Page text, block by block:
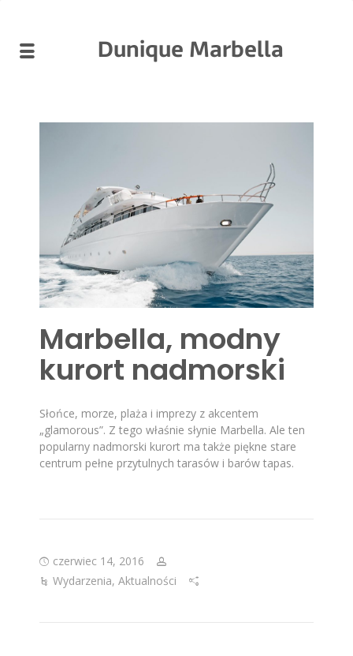
Dunique Marbella
Marbella, modny
kurort nadmorski
Słońce, morze, plaża i imprezy z akcentem
„glamorous”. Z tego właśnie słynie Marbella. Ale ten
popularny nadmorski kurort ma także piękne stare
centrum pełne przytulnych tarasów i barów tapas.
czerwiec 14, 2016
Wydarzenia, Aktualności